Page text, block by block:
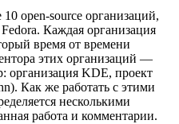
open-source организаций,
Каждая организация
время от времени
этих организаций —
организация KDE, проект
Как же работать с этими
несколькими
работа и комментарии.